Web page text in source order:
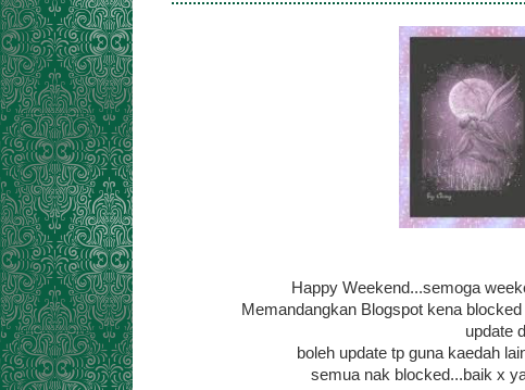
Happy Weekend...semoga
Memandangkan Blogspot kena
update
boleh update tp guna kaedah
semua nak blocked...baik x